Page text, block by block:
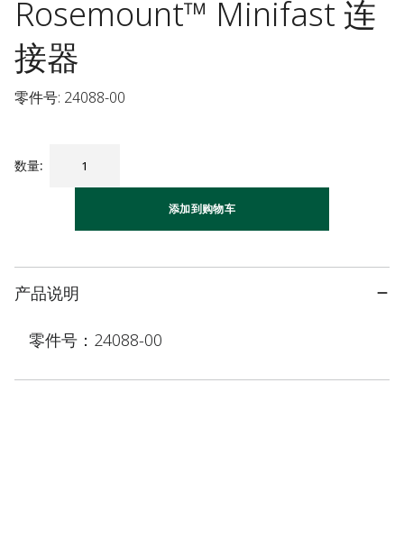
Rosemount™ Minifast 连
接器
零件号: 24088-00
数量:
添加到购物车
产品说明
零件号：24088-00